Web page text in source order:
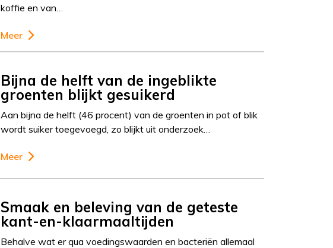
koffie en van…
Meer
Bijna de helft van de ingeblikte
groenten blijkt gesuikerd
Aan bijna de helft (46 procent) van de groenten in pot of blik
wordt suiker toegevoegd, zo blijkt uit onderzoek…
Meer
Smaak en beleving van de geteste
kant-en-klaarmaaltijden
Behalve wat er qua voedingswaarden en bacteriën allemaal